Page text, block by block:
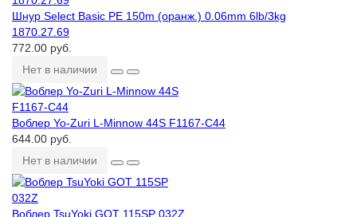
Шнур Select Basic PE 150m (оранж.) 0.06mm 6lb/3kg
1870.27.69
772.00 руб.
Нет в наличии
Воблер Yo-Zuri L-Minnow 44S F1167-C44
644.00 руб.
Нет в наличии
Воблер TsuYoki GOT 115SP 032Z